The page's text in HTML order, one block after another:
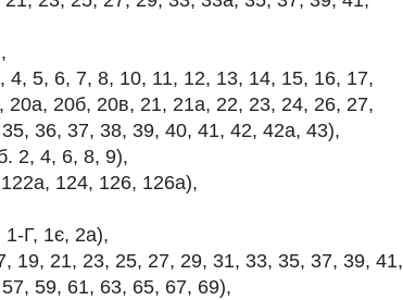
5, 6, 7, 8, 10, 11, 12, 13, 14, 15, 16, 17,
20а, 20б, 20в, 21, 21а, 22, 23, 24, 26, 27,
36, 37, 38, 39, 40, 41, 42, 42а, 43),
2, 4, 6, 8, 9),
124, 126, 126а),
Г, 1є, 2а),
19, 21, 23, 25, 27, 29, 31, 33, 35, 37, 39, 41,
59, 61, 63, 65, 67, 69),